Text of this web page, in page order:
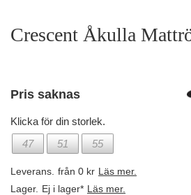
Crescent Åkulla
Pris saknas
Klicka för din storlek.
47
51 55
Leverans. från 0 kr Läs mer.
Lager. Ej i lager* Läs mer.